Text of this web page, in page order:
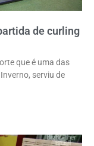
de curling
que é uma das
serviu de